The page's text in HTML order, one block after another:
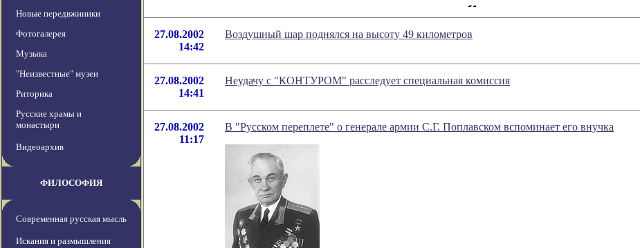
Новые передвжиники
Фотогалерея
Музыка
"Неизвестные" музеи
Риторика
Русские храмы и
монастыри
Видеоархив
ФИЛОСОФИЯ
Современная русская мысль
Искания и размышления
27.08.2002
14:42
Воздушный шар поднялся на высоту 49 километров
27.08.2002
14:41
Неудачу с "КОНТУРОМ" расследует специальная комиссия
27.08.2002
11:17
В "Русском переплете" о генерале армии С.Г. Поплавском вспоминает его внучка